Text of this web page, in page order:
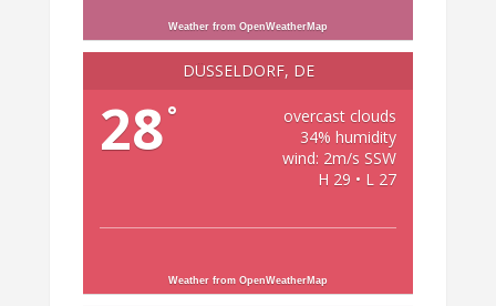
Weather from OpenWeatherMap
DÜSSELDORF, DE
28°
overcast clouds
34% humidity
wind: 2m/s SSW
H 29 • L 27
Weather from OpenWeatherMap